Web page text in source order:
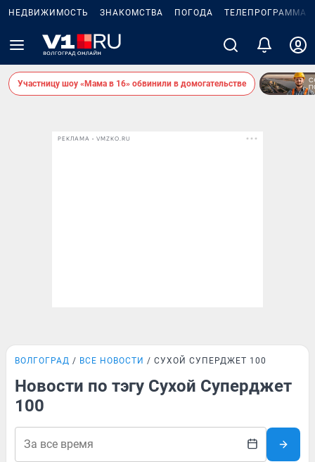
НЕДВИЖИМОСТЬ ЗНАКОМСТВА ПОГОДА ТЕЛЕПРОГРАММА
Участницу шоу «Мама в 16» обвинили в домогательстве
РЕКЛАМА • VMZKO.RU
ВОЛГОГРАД ВСЕ НОВОСТИ СУХОЙ СУПЕРДЖЕТ 100
Новости по тэгу Сухой Суперджет
100